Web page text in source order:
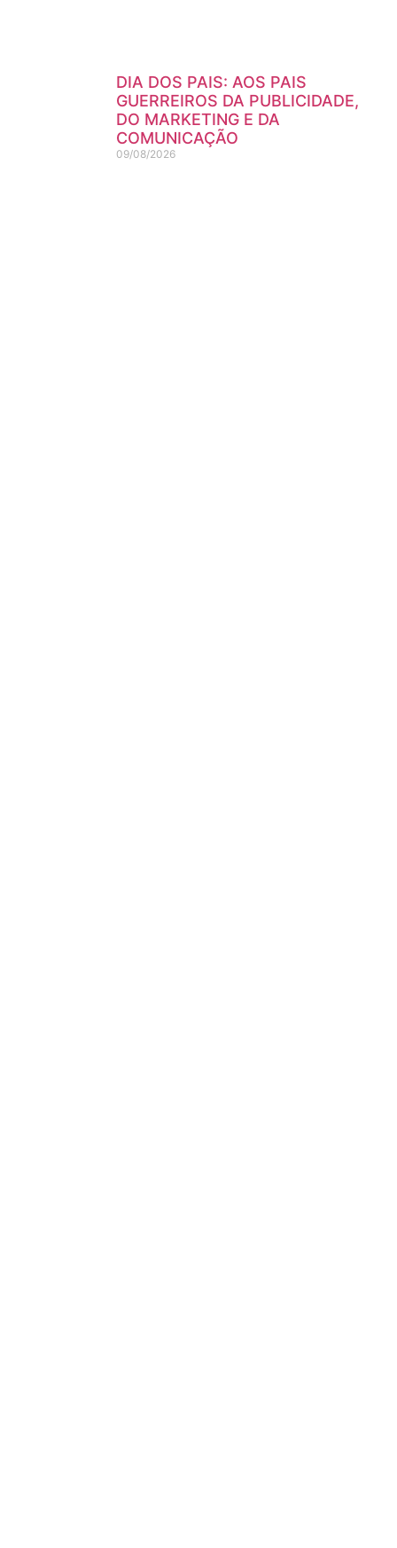
DIA DOS PAIS: AOS PAIS
GUERREIROS DA PUBLICIDADE,
DO MARKETING E DA
COMUNICAÇÃO
09/08/2026